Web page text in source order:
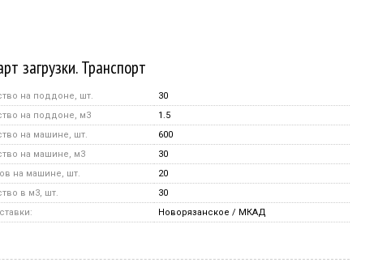
загрузки. Транспорт
на поддоне, шт.
30
на поддоне, м3
1.5
на машине, шт.
600
на машине, м3
30
на машине, шт.
20
в м3, шт.
30
Новорязанское / МКАД